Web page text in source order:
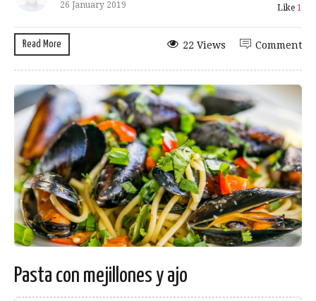
26 January 2019 Like 1
Read More Comment
22 Views
Pasta con mejillones y ajo